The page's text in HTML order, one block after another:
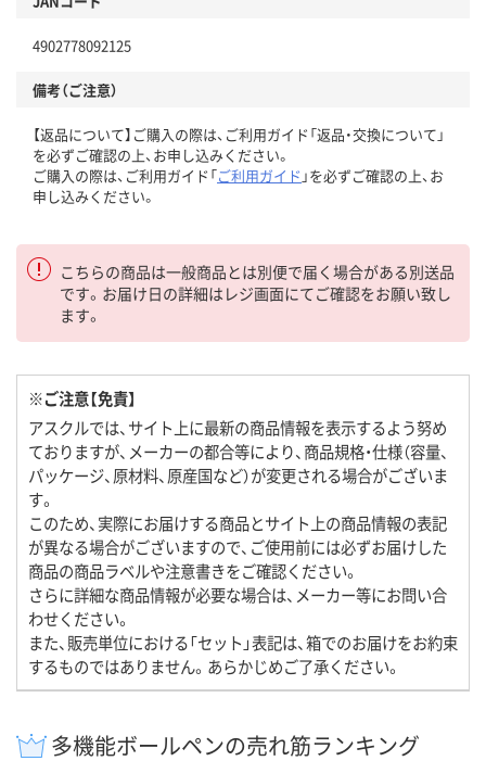
4902778092125
備考（ご注意）
【返品について】ご購入の際は、ご利用ガイド「返品・交換について」
を必ずご確認の上、お申し込みください。
ご購入の際は、ご利用ガイド「ご利用ガイド 」を必ずご確認の上、お
申し込みください。
こちらの商品は一般商品とは別便で届く場合がある別送品
です。お届け日の詳細はレジ画面にてご確認をお願い致し
ます。
※ご注意【免責】
アスクルでは、サイト上に最新の商品情報を表示するよう努め
ておりますが、メーカーの都合等により、商品規格・仕様（容量、
パッケージ、原材料、原産国など）が変更される場合がございま
す。
このため、実際にお届けする商品とサイト上の商品情報の表記
が異なる場合がございますので、ご使用前には必ずお届けした
商品の商品ラベルや注意書きをご確認ください。
さらに詳細な商品情報が必要な場合は、メーカー等にお問い合
わせください。
また、販売単位における「セット」表記は、箱でのお届けをお約束
するものではありません。あらかじめご了承ください。
多機能ボールペンの売れ筋ランキング